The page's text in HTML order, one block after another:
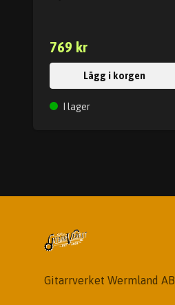
769 kr
Lägg i korgen
I lager
Gitarrverket Wermland AB